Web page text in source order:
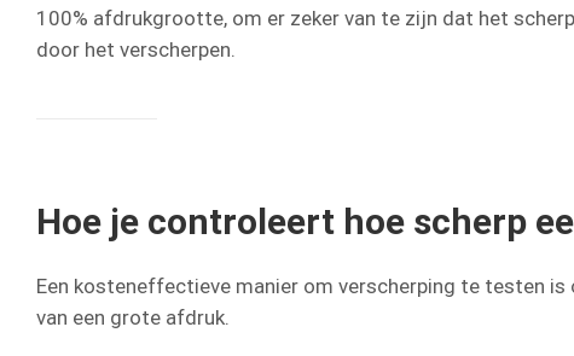
100% afdrukgrootte, om er zeker van te zijn dat het
door het verscherpen.
Hoe je controleert hoe scherp
Een kosteneffectieve manier om verscherping te testen is
van een grote afdruk.